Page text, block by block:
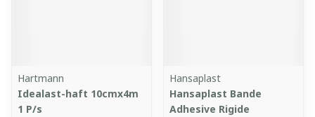
Hartmann
Idealast-haft 10cmx4m
1 P/s
Hansaplast
Hansaplast Bande
Adhesive Rigide